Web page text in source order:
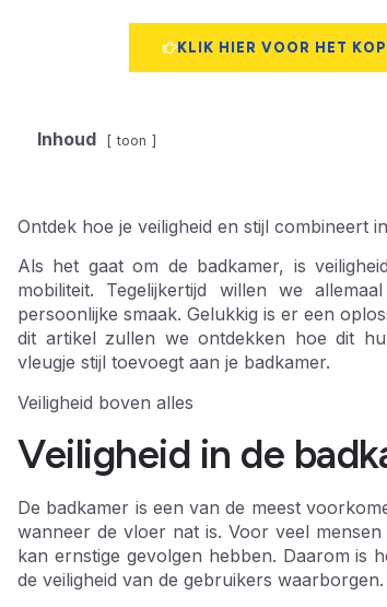
KLIK HIER VOOR HET
Inhoud toon
Ontdek hoe je veiligheid en stijl combineert
Als het gaat om de badkamer, is
mobiliteit. Tegelijkertijd willen we
persoonlijke smaak. Gelukkig is er een
dit artikel zullen we ontdekken hoe dit
vleugje stijl toevoegt aan je badkamer.
Veiligheid boven alles
Veiligheid in de
De badkamer is een van de meest
wanneer de vloer nat is. Voor veel
kan ernstige gevolgen hebben. Daarom is
de veiligheid van de gebruikers